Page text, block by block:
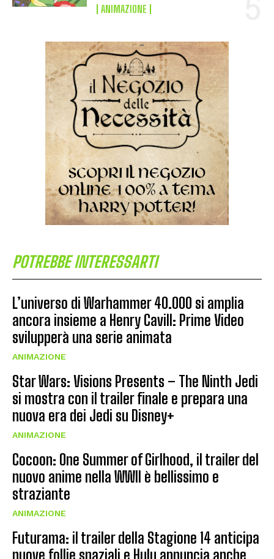
ANIMAZIONE
POTREBBE INTERESSARTI
L’universo di Warhammer 40.000 si amplia
ancora insieme a Henry Cavill: Prime Video
svilupperà una serie animata
ANIMAZIONE
Star Wars: Visions Presents – The Ninth Jedi
si mostra con il trailer finale e prepara una
nuova era dei Jedi su Disney+
ANIMAZIONE
Cocoon: One Summer of Girlhood, il trailer del
nuovo anime nella WWII è bellissimo e
straziante
ANIMAZIONE
Futurama: il trailer della Stagione 14 anticipa
nuove follie spaziali e Hulu annuncia anche